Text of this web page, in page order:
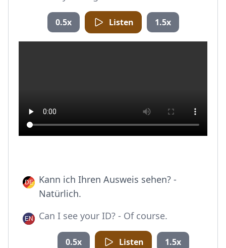
0.5x Listen 1.5x
Kann ich Ihren Ausweis sehen? -
Natürlich.
Can I see your ID? - Of course.
0.5x Listen 1.5x